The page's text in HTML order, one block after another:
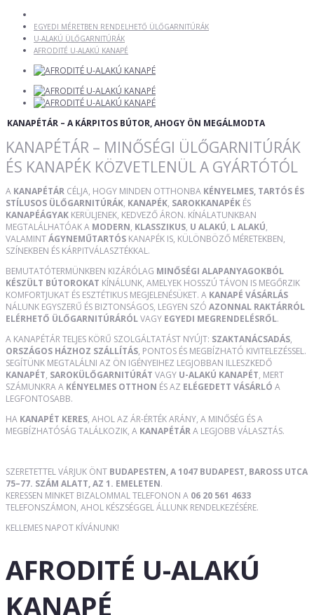
EGYEDI MÉRETBEN RENDELHETŐ ÜLŐGARNITÚRÁK
U-ALAKÚ ÜLŐGARNITÚRÁK
AFRODITÉ U-ALAKÚ KANAPÉ
KANAPÉTÁR – A KÁRPITOS BÚTOR, AHOGY ÖN MEGÁLMODTA
KANAPÉTÁR – MINŐSÉGI ÜLŐGARNITÚRÁK
ÉS KANAPÉK KÖZVETLENÜL A GYÁRTÓTÓL
A KANAPÉTÁR CÉLJA, HOGY MINDEN OTTHONBA KÉNYELMES, TARTÓS ÉS
STÍLUSOS ÜLŐGARNITÚRÁK, KANAPÉK, SAROKKANAPÉK ÉS
KANAPÉÁGYAK KERÜLJENEK, KEDVEZŐ ÁRON. KÍNÁLATUNKBAN
MEGTALÁLHATÓAK A MODERN, KLASSZIKUS, U ALAKÚ, L ALAKÚ,
VALAMINTÁGYNEMŰTARTÓS KANAPÉK IS, KÜLÖNBÖZŐ MÉRETEKBEN,
SZÍNEKBEN ÉS KÁRPITVÁLASZTÉKKAL.
BEMUTATÓTERMÜNKBEN KIZÁRÓLAG MINŐSÉGI ALAPANYAGOKBÓL
KÉSZÜLT BÚTOROKAT KÍNÁLUNK, AMELYEK HOSSZÚ TÁVON IS MEGŐRZIK
KOMFORTJUKAT ÉS ESZTÉTIKUS MEGJELENÉSÜKET. A KANAPÉ VÁSÁRLÁS
NÁLUNK EGYSZERŰ ÉS BIZTONSÁGOS, LEGYEN SZÓ AZONNAL RAKTÁRRÓL
ELÉRHETŐ ÜLŐGARNITÚRÁRÓLVAGY EGYEDI MEGRENDELÉSRŐL.
A KANAPÉTÁR TELJES KÖRŰ SZOLGÁLTATÁST NYÚJT: SZAKTANÁCSADÁS,
ORSZÁGOS HÁZHOZ SZÁLLÍTÁS, PONTOS ÉS MEGBÍZHATÓ KIVITELEZÉSSEL.
SEGÍTÜNK MEGTALÁLNI AZ ÖN IGÉNYEIHEZ LEGJOBBAN ILLESZKEDŐ
KANAPÉT, SAROKÜLŐGARNITÚRÁT VAGY U-ALAKÚ KANAPÉT, MERT
SZÁMUNKRA A KÉNYELMES OTTHON ÉS AZ ELÉGEDETT VÁSÁRLÓ A
LEGFONTOSABB.
HA KANAPÉT KERES, AHOL AZ ÁR-ÉRTÉK ARÁNY, A MINŐSÉG ÉS A
MEGBÍZHATÓSÁG TALÁLKOZIK, A KANAPÉTÁRA LEGJOBB VÁLASZTÁS.
SZERETETTEL VÁRJUK ÖNT BUDAPESTEN, A 1047 BUDAPEST, BAROSS UTCA
75–77. SZÁM ALATT, AZ 1. EMELETEN.
KERESSEN MINKET BIZALOMMAL TELEFONON A 06 20 561 4633
TELEFONSZÁMON, AHOL KÉSZSÉGGEL ÁLLUNK RENDELKEZÉSÉRE.
KELLEMES NAPOT KÍVÁNUNK!
AFRODITÉ U-ALAKÚ
KANAPÉ